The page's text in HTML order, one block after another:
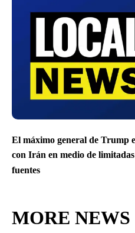
El máximo general de Trump
con Irán en medio de
fuentes
MORE NEWS